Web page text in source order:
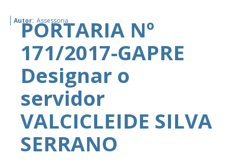
Autor: Assessoria
PORTARIA Nº
171/2017-GAPRE
Designar o
servidor
VALCICLEIDE SILVA
SERRANO